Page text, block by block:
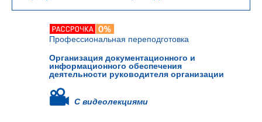
Организация документационного и
информационного обеспечения
деятельности руководителя организации
Профессиональная переподготовка
С видеолекциями